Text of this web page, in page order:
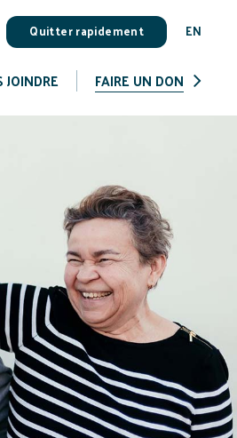
Quitter rapidement EN
JOINDRE FAIRE UN DON